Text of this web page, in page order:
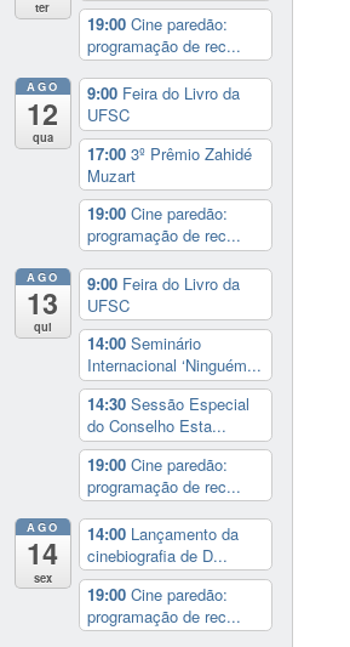
ter
19:00 Cine paredão:
programação de rec...
AGO
12
qua
9:00 Feira do Livro da
UFSC
17:00 3º Prêmio Zahidé
Muzart
19:00 Cine paredão:
programação de rec...
AGO
13
qui
9:00 Feira do Livro da
UFSC
14:00 Seminário
Internacional ‘Ninguém...
14:30 Sessão Especial
do Conselho Esta...
19:00 Cine paredão:
programação de rec...
AGO
14
sex
14:00 Lançamento da
cinebiografia de D...
19:00 Cine paredão:
programação de rec...